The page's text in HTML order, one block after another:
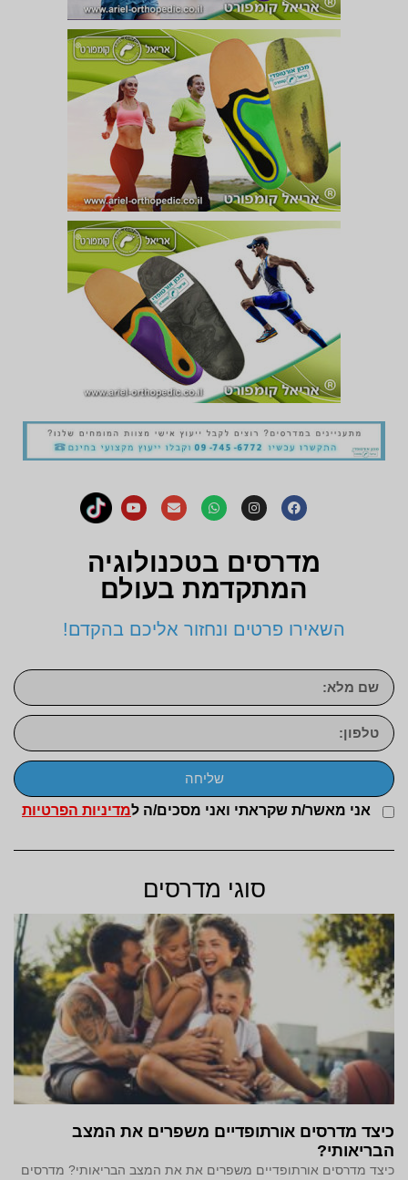
מדרסים בטכנולוגיה
המתקדמת בעולם
השאירו פרטים ונחזור אליכם בהקדם!
אני מאשר/ת שקראתי ואני מסכים/ה למדיניות הפרטיות
שליחה
סוגי מדרסים
כיצד מדרסים אורתופדיים משפרים את המצב
הבריאותי?
כיצד מדרסים אורתופדיים משפרים את את המצב הבריאותי? מדרסים